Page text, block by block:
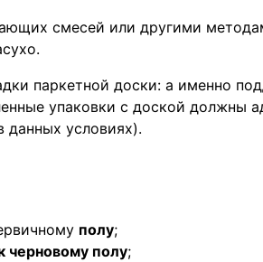
смесей или другими
паркетной доски: а именно
упаковки с доской должны
данных условиях).
полу;
черновому полу;